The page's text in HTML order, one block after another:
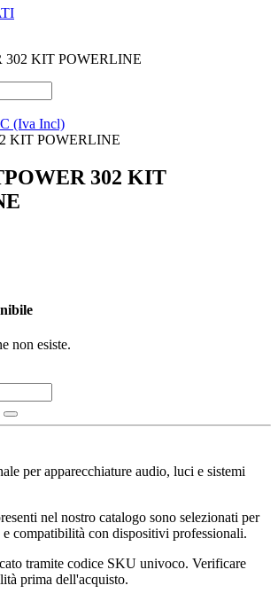
302 KIT POWERLINE
(Iva Incl)
302 KIT
non esiste.
per apparecchiature audio, luci e sistemi
nel nostro catalogo sono selezionati per
compatibilità con dispositivi professionali.
tramite codice SKU univoco. Verificare
prima dell'acquisto.